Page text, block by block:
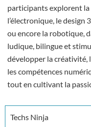
participants explorent la
l’électronique, le design
ou encore la robotique,
ludique, bilingue et
développer la créativité,
les compétences
tout en cultivant la
Techs Ninja